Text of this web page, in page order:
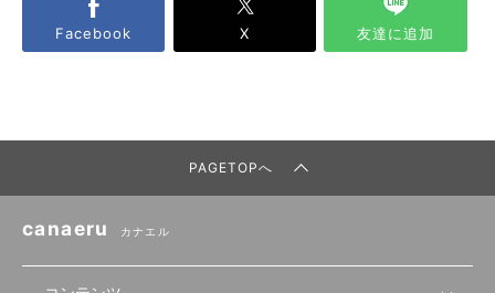
Facebook X 友達に追加
PAGETOPへ
canaeru カナエル